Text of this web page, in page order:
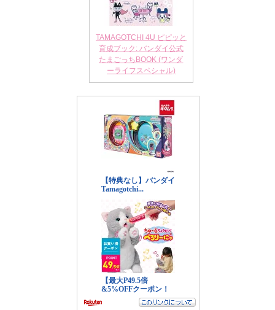
TAMAGOTCHI 4U ピピッと
育成ブック: バンダイ公式
たまごっちBOOK (ワンダ
ーライフスペシャル)